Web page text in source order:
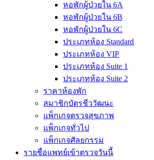
หอพักผู้ป่วยใน 6A
หอพักผู้ป่วยใน 6B
หอพักผู้ป่วยใน 6C
ประเภทห้อง Standard
ประเภทห้อง VIP
ประเภทห้อง Suite 1
ประเภทห้อง Suite 2
ราคาห้องพัก
สมาชิกบัตรชีววัฒนะ
แพ็กเกจตรวจสุขภาพ
แพ็กเกจทั่วไป
แพ็กเกจศัลยกรรม
รายชื่อแพทย์เข้าตรวจวันนี้